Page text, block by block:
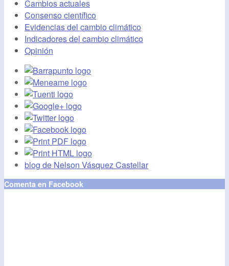
Cambios actuales
Consenso científico
Evidencias del cambio climático
Indicadores del cambio climático
Opinión
blog de Nelson Vásquez Castellar
Comenta en Facebook